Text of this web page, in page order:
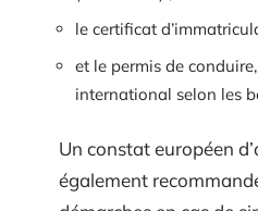
le certificat
et le permis de
international selon les
Un constat européen
également